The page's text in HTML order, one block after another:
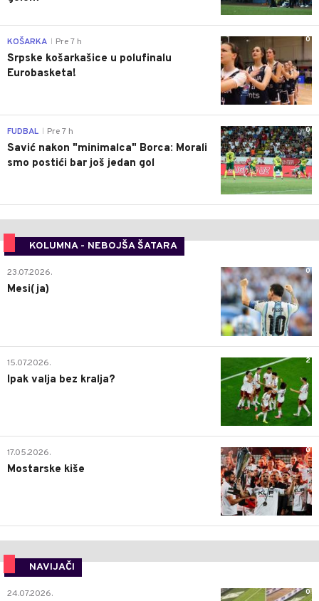
0
KOŠARKA Pre 7 h
Srpske košarkašice u polufinalu
Eurobasketa!
0
FUDBAL Pre 7 h
Savić nakon "minimalca" Borca: Morali
smo postići bar još jedan gol
KOLUMNA - NEBOJŠA ŠATARA
0
23.07.2026.
Mesi(ja)
2
15.07.2026.
Ipak valja bez kralja?
0
17.05.2026.
Mostarske kiše
NAVIJAČI
0
24.07.2026.